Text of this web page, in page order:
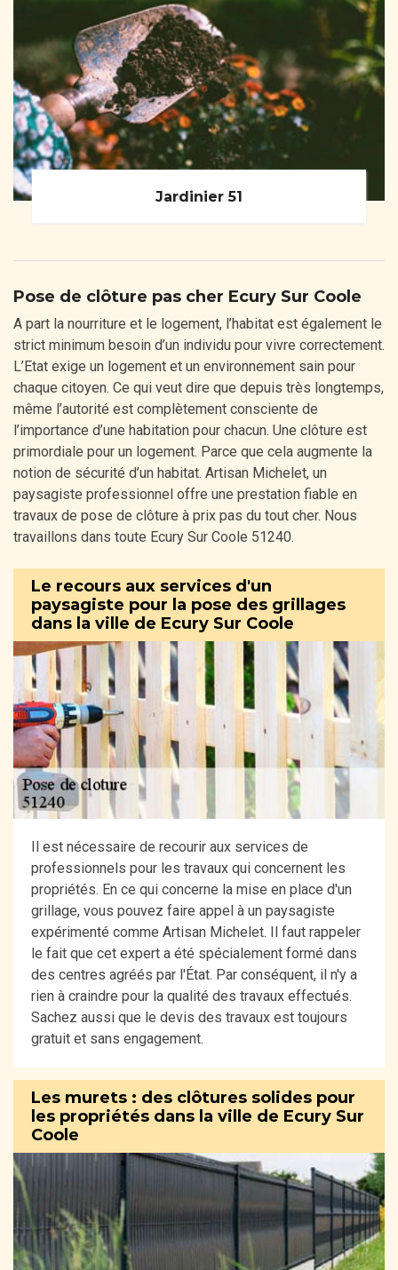
Jardinier 51
Pose de clôture pas cher Ecury Sur Coole
A part la nourriture et le logement, l’habitat est également le
strict minimum besoin d’un individu pour vivre correctement.
L’Etat exige un logement et un environnement sain pour
chaque citoyen. Ce qui veut dire que depuis très longtemps,
même l’autorité est complètement consciente de
l’importance d’une habitation pour chacun. Une clôture est
primordiale pour un logement. Parce que cela augmente la
notion de sécurité d’un habitat. Artisan Michelet, un
paysagiste professionnel offre une prestation fiable en
travaux de pose de clôture à prix pas du tout cher. Nous
travaillons dans toute Ecury Sur Coole 51240.
Le recours aux services d'un
paysagiste pour la pose des grillages
dans la ville de Ecury Sur Coole
Il est nécessaire de recourir aux services de
professionnels pour les travaux qui concernent les
propriétés. En ce qui concerne la mise en place d'un
grillage, vous pouvez faire appel à un paysagiste
expérimenté comme Artisan Michelet. Il faut rappeler
le fait que cet expert a été spécialement formé dans
des centres agréés par l'État. Par conséquent, il n'y a
rien à craindre pour la qualité des travaux effectués.
Sachez aussi que le devis des travaux est toujours
gratuit et sans engagement.
Les murets : des clôtures solides pour
les propriétés dans la ville de Ecury Sur
Coole